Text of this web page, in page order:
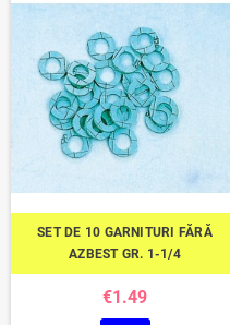
SET DE 10 GARNITURI FĂRĂ
AZBEST GR. 1-1/4
€1.49